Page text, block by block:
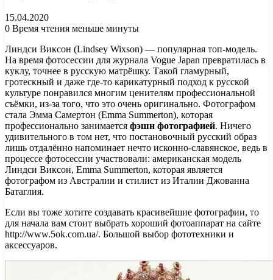
15.04.2020
0 Время чтения меньше минуты
Линдси Виксон (Lindsey Wixson) — популярная топ-модель.
На время фотосессии для журнала Vogue Japan превратилась в
куклу, точнее в русскую матрёшку. Такой гламурный,
гротескный и даже где-то карикатурный подход к русской
культуре понравился многим ценителям профессиональной
съёмки, из-за того, что это очень оригинально. Фотографом
стала Эмма Самертон (Emma Summerton), которая
профессионально занимается фэшн фотографией. Ничего
удивительного в том нет, что постановочный русский образ
лишь отдалённо напоминает нечто исконно-славянское, ведь в
процессе фотосессии участвовали: американская модель
Линдси Виксон, Emma Summerton, которая является
фотографом из Австралии и стилист из Италии Джованна
Батаглия.
Если вы тоже хотите создавать красивейшие фотографии, то
для начала вам стоит выбрать хороший фотоаппарат на сайте
http://www.5ok.com.ua/. Большой выбор фототехники и
аксессуаров.